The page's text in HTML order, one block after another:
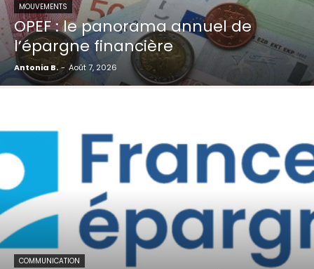
MOUVEMENTS
OPEF : le panorama annuel de
l’épargne financière
Antonia B. - Août 7, 2026
COMMUNICATION